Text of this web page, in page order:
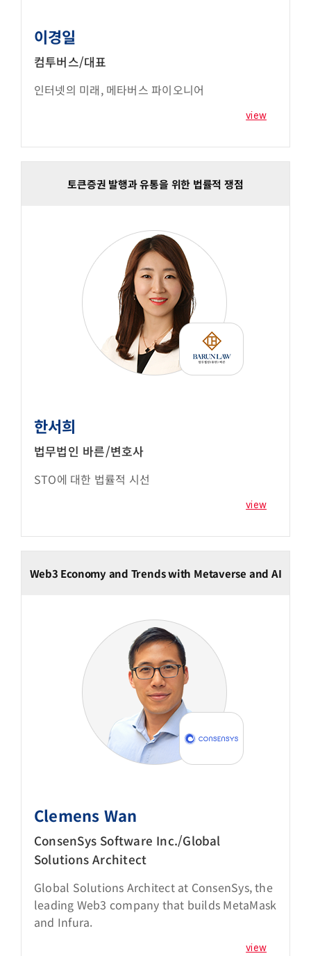
이경일
컴투버스/대표
인터넷의 미래, 메타버스 파이오니어
view
토큰증권 발행과 유통을 위한 법률적 쟁점
한서희
법무법인 바른/변호사
STO에 대한 법률적 시선
view
Web3 Economy and Trends with Metaverse and AI
Clemens Wan
ConsenSys Software Inc./Global
Solutions Architect
Global Solutions Architect at ConsenSys, the
leading Web3 company that builds MetaMask
and Infura.
view